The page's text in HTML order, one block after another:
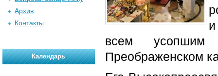
всем усопшим
Преображенском
Архив
Контакты
Календарь